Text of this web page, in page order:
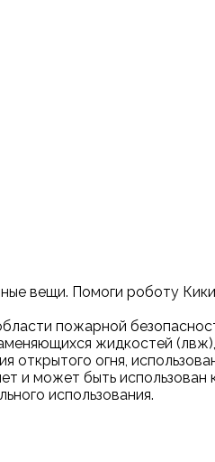
вещи. Помоги роботу
пожарной
жидкостей
открытого огня,
и может быть использован
использования.